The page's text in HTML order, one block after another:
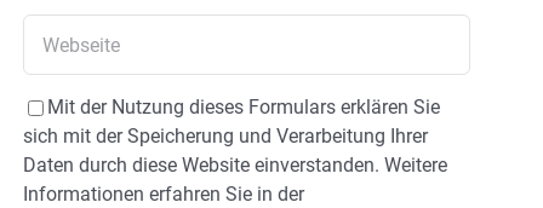
Mit der Nutzung dieses Formulars erklären Sie
sich mit der Speicherung und Verarbeitung Ihrer
Daten durch diese Website einverstanden. Weitere
Informationen erfahren Sie in der